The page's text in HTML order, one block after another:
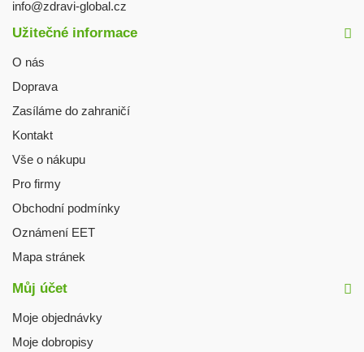
info@zdravi-global.cz
Užitečné informace
O nás
Doprava
Zasíláme do zahraničí
Kontakt
Vše o nákupu
Pro firmy
Obchodní podmínky
Oznámení EET
Mapa stránek
Můj účet
Moje objednávky
Moje dobropisy